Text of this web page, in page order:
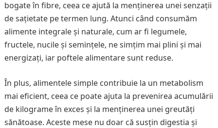
bogate în fibre, ceea ce ajută la menținerea unei senzații
de sațietate pe termen lung. Atunci când consumăm
alimente integrale și naturale, cum ar fi legumele,
fructele, nucile și semințele, ne simțim mai plini și mai
energizați, iar poftele alimentare sunt reduse.
În plus, alimentele simple contribuie la un metabolism
mai eficient, ceea ce poate ajuta la prevenirea acumulării
de kilograme în exces și la menținerea unei greutăți
sănătoase. Aceste mese nu doar că susțin digestia și